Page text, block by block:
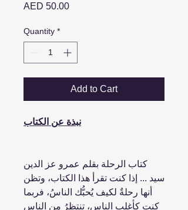
AED 50.00Price
Quantity *
Add to Cart
نبذة عن الكتاب
كتاب الرحلة بقلم عمرو عز الدين
سيد ... إذا كنت تقرأ هذا الكتاب، وتظن
أنها رحلةٌ لكيف يُحبُّك الناسُ، فربما
كنت كأغلب الناسِ، تنتظرُ مِن الناسِ